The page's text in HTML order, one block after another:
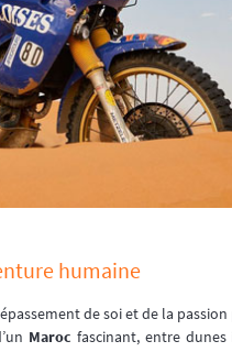
humaine
de soi et de la passion
Maroc fascinant, entre